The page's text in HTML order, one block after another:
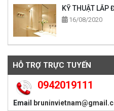
KỸ THUẬT LẮP
16/08/2020
HỖ TRỢ TRỰC TUYẾN
0942019111
Email